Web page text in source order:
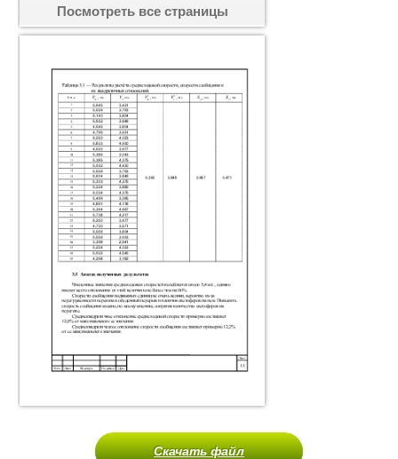
Посмотреть все страницы
Скачать файл